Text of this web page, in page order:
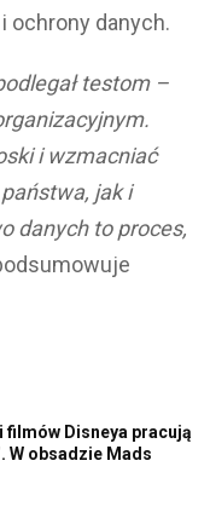
ochrony danych.
testom –
i wzmacniać
jak i
danych to proces,
filmów Disneya pracują
W obsadzie Mads